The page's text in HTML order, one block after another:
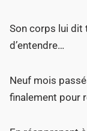
Son corps lui dit
d’entendre…
Neuf mois
finalement pour